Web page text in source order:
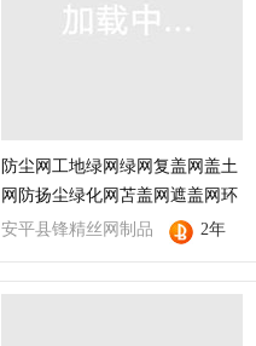
防尘网工地绿网绿网复盖网盖土
网防扬尘绿化网苫盖网遮盖网环
保网
安平县锋精丝网制品
有限公司福州分公司
2年